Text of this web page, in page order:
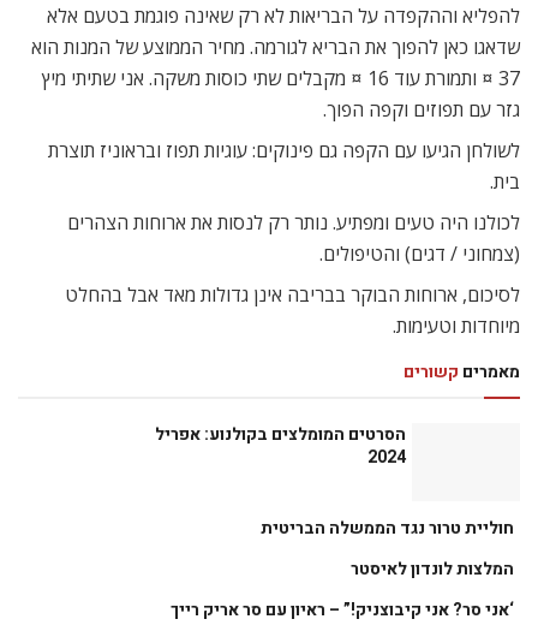
להפליא וההקפדה על הבריאות לא רק שאינה פוגמת בטעם אלא
שדאגו כאן להפוך את הבריא לגורמה. מחיר הממוצע של המנות הוא
37 ¤ ותמורת עוד 16 ¤ מקבלים שתי כוסות משקה. אני שתיתי מיץ
גזר עם תפוזים וקפה הפוך.
לשולחן הגיעו עם הקפה גם פינוקים: עוגיות תפוז ובראוניז תוצרת
בית.
לכולנו היה טעים ומפתיע. נותר רק לנסות את ארוחות הצהרים
(צמחוני / דגים) והטיפולים.
לסיכום, ארוחות הבוקר בבריבה אינן גדולות מאד אבל בהחלט
מיוחדות וטעימות.
מאמרים קשורים
הסרטים המומלצים בקולנוע: אפריל
2024
חוליית טרור נגד הממשלה הבריטית
המלצות לונדון לאיסטר
‘אני סר? אני קיבוצניק!” – ראיון עם סר אריק רייך